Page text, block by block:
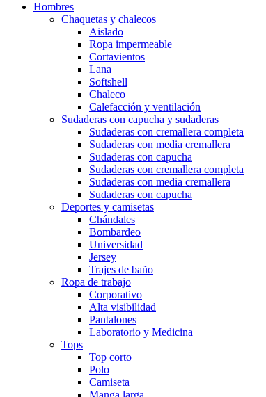
Hombres
Chaquetas y chalecos
Aislado
Ropa impermeable
Cortavientos
Lana
Softshell
Chaleco
Calefacción y ventilación
Sudaderas con capucha y sudaderas
Sudaderas con cremallera completa
Sudaderas con media cremallera
Sudaderas con capucha
Sudaderas con cremallera completa
Sudaderas con media cremallera
Sudaderas con capucha
Deportes y camisetas
Chándales
Bombardeo
Universidad
Jersey
Trajes de baño
Ropa de trabajo
Corporativo
Alta visibilidad
Pantalones
Laboratorio y Medicina
Tops
Top corto
Polo
Camiseta